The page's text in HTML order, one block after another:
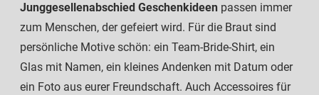
Junggesellenabschied Geschenkideen passen immer
zum Menschen, der gefeiert wird. Für die Braut sind
persönliche Motive schön: ein Team-Bride-Shirt, ein
Glas mit Namen, ein kleines Andenken mit Datum oder
ein Foto aus eurer Freundschaft. Auch Accessoires für